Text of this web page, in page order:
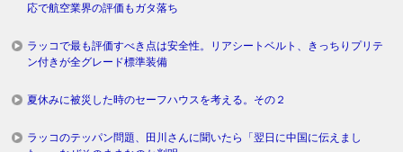
応で航空業界の評価もガタ落ち
ラッコで最も評価すべき点は安全性。リアシートベルト、きっちりプリテ
ン付きが全グレード標準装備
夏休みに被災した時のセーフハウスを考える。その２
ラッコのテッパン問題、田川さんに聞いたら「翌日に中国に伝えまし